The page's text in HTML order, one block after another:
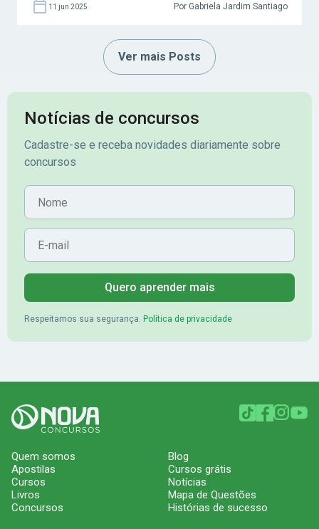
11 jun 2025 Por Gabriela Jardim Santiago
Ver mais Posts
Notícias de concursos
Cadastre-se e receba novidades diariamente sobre
concursos
Nome
E-mail
Quero aprender mais
Respeitamos sua segurança. Política de privacidade
Quem somos
Apostilas
Cursos
Livros
Concursos
Blog
Cursos grátis
Notícias
Mapa de Questões
Histórias de sucesso